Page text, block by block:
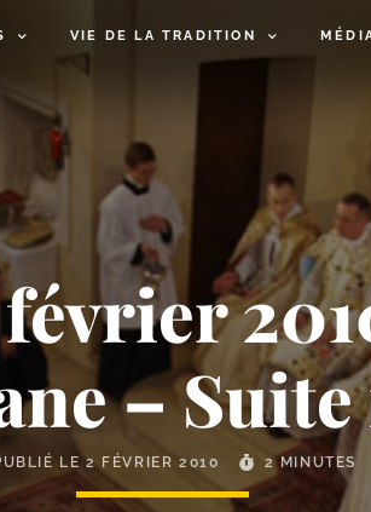
VIE DE LA TRADITION
– Suite
LE2 FÉVRIER 2010 2 MINUTES